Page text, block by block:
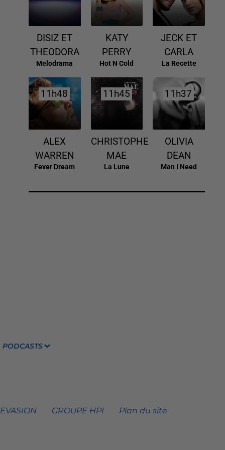
DISIZ ET
THEODORA
Melodrama
KATY
PERRY
Hot N Cold
JECK ET
CARLA
La Recette
11h48
11h48
ALEX
WARREN
Fever Dream
11h45
11h45
CHRISTOPHE
MAE
La Lune
11h37
11h37
OLIVIA
DEAN
Man I Need
PODCASTS
GROUPE HPI Plan du site